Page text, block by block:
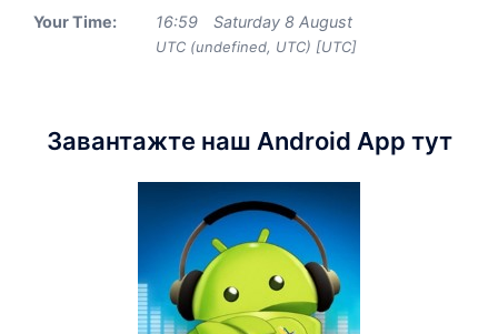
Your Time: 16:59 Saturday 8 August
UTC (undefined, UTC) [UTC]
Завантажте наш Android App тут